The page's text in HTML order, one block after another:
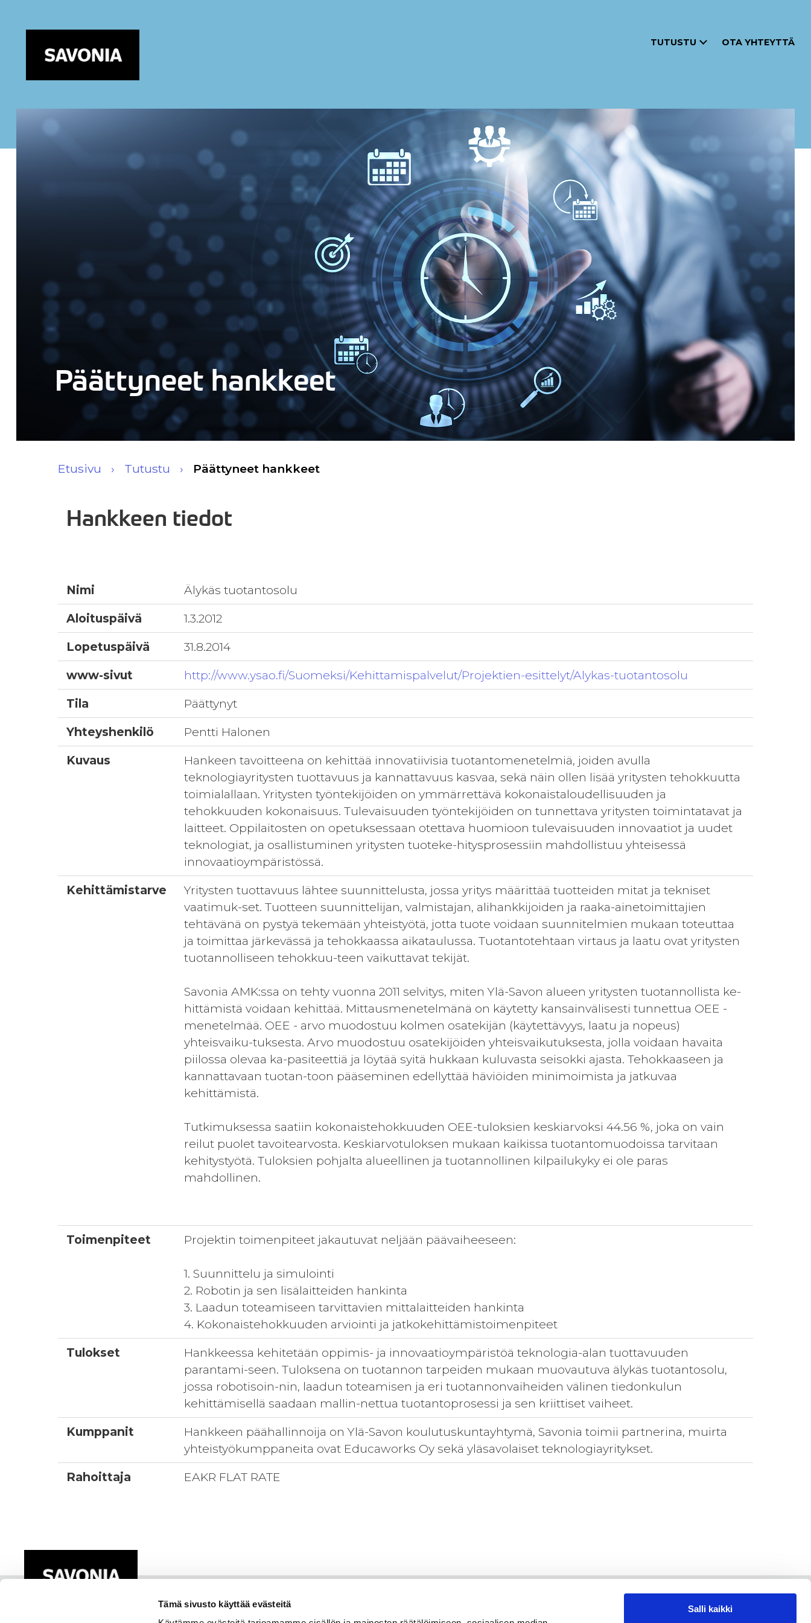
Tämä sivusto käyttää evästeitä
Salli kaikki
TUTUSTU OTA YHTEYTTÄ
Päättyneet hankkeet
Etusivu Tutustu Päättyneet hankkeet
Hankkeen tiedot
Nimi
Älykäs tuotantosolu
Aloituspäivä
1.3.2012
Lopetuspäivä
31.8.2014
www-sivut
http://www.ysao.fi/Suomeksi/Kehittamispalvelut/Projektien-esittelyt/Alykas-tuotantosolu
Tila
Päättynyt
Yhteyshenkilö
Pentti Halonen
Kuvaus
Hankeen tavoitteena on kehittää innovatiivisia tuotantomenetelmiä, joiden avulla
teknologiayritysten tuottavuus ja kannattavuus kasvaa, sekä näin ollen lisää yritysten tehokkuutta
toimialallaan. Yritysten työntekijöiden on ymmärrettävä kokonaistaloudellisuuden ja
tehokkuuden kokonaisuus. Tulevaisuuden työntekijöiden on tunnettava yritysten toimintatavat ja
laitteet. Oppilaitosten on opetuksessaan otettava huomioon tulevaisuuden innovaatiot ja uudet
teknologiat, ja osallistuminen yritysten tuoteke-hitysprosessiin mahdollistuu yhteisessä
innovaatioympäristössä.
Kehittämistarve
Yritysten tuottavuus lähtee suunnittelusta, jossa yritys määrittää tuotteiden mitat ja tekniset
vaatimuk-set. Tuotteen suunnittelijan, valmistajan, alihankkijoiden ja raaka-ainetoimittajien
tehtävänä on pystyä tekemään yhteistyötä, jotta tuote voidaan suunnitelmien mukaan toteuttaa
ja toimittaa järkevässä ja tehokkaassa aikataulussa. Tuotantotehtaan virtaus ja laatu ovat yritysten
tuotannolliseen tehokkuu-teen vaikuttavat tekijät.
Savonia AMK:ssa on tehty vuonna 2011 selvitys, miten Ylä-Savon alueen yritysten tuotannollista ke-
hittämistä voidaan kehittää. Mittausmenetelmänä on käytetty kansainvälisesti tunnettua OEE -
menetelmää. OEE - arvo muodostuu kolmen osatekijän (käytettävyys, laatu ja nopeus)
yhteisvaiku-tuksesta. Arvo muodostuu osatekijöiden yhteisvaikutuksesta, jolla voidaan havaita
piilossa olevaa ka-pasiteettiä ja löytää syitä hukkaan kuluvasta seisokki ajasta. Tehokkaaseen ja
kannattavaan tuotan-toon pääseminen edellyttää häviöiden minimoimista ja jatkuvaa
kehittämistä.
Tutkimuksessa saatiin kokonaistehokkuuden OEE-tuloksien keskiarvoksi 44.56 %, joka on vain
reilut puolet tavoitearvosta. Keskiarvotuloksen mukaan kaikissa tuotantomuodoissa tarvitaan
kehitystyötä. Tuloksien pohjalta alueellinen ja tuotannollinen kilpailukyky ei ole paras
mahdollinen.
Toimenpiteet Projektin toimenpiteet jakautuvat neljään päävaiheeseen:
1. Suunnittelu ja simulointi
2. Robotin ja sen lisälaitteiden hankinta
3. Laadun toteamiseen tarvittavien mittalaitteiden hankinta
4. Kokonaistehokkuuden arviointi ja jatkokehittämistoimenpiteet
Tulokset
Hankkeessa kehitetään oppimis- ja innovaatioympäristöä teknologia-alan tuottavuuden
parantami-seen. Tuloksena on tuotannon tarpeiden mukaan muovautuva älykäs tuotantosolu,
jossa robotisoin-nin, laadun toteamisen ja eri tuotannonvaiheiden välinen tiedonkulun
kehittämisellä saadaan mallin-nettua tuotantoprosessi ja sen kriittiset vaiheet.
Kumppanit
Hankkeen päähallinnoija on Ylä-Savon koulutuskuntayhtymä, Savonia toimii partnerina, muirta
yhteistyökumppaneita ovat Educaworks Oy sekä yläsavolaiset teknologiayritykset.
Rahoittaja
EAKR FLAT RATE